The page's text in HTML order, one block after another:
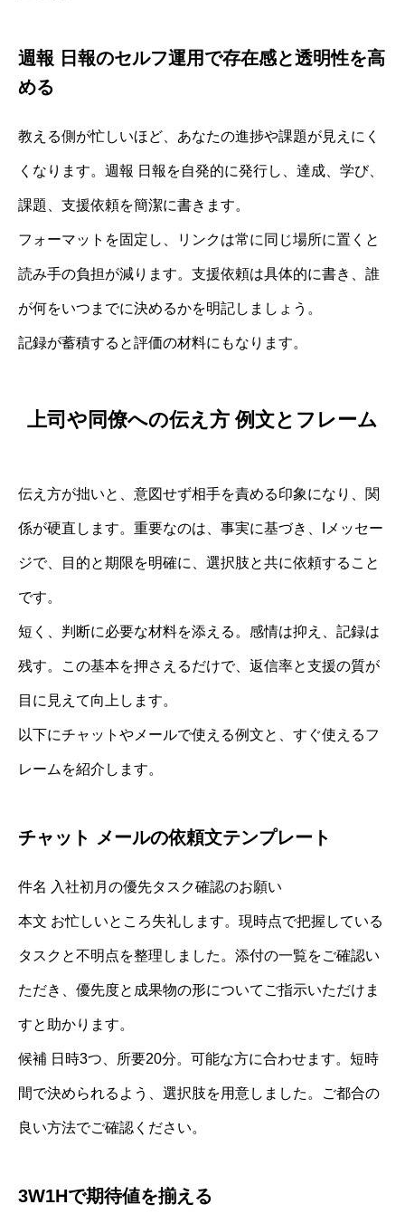
週報 日報のセルフ運用で存在感と透明性を高
める
教える側が忙しいほど、あなたの進捗や課題が見えにく
くなります。週報 日報を自発的に発行し、達成、学び、
課題、支援依頼を簡潔に書きます。
フォーマットを固定し、リンクは常に同じ場所に置くと
読み手の負担が減ります。支援依頼は具体的に書き、誰
が何をいつまでに決めるかを明記しましょう。
記録が蓄積すると評価の材料にもなります。
上司や同僚への伝え方 例文とフレーム
伝え方が拙いと、意図せず相手を責める印象になり、関
係が硬直します。重要なのは、事実に基づき、Iメッセー
ジで、目的と期限を明確に、選択肢と共に依頼すること
です。
短く、判断に必要な材料を添える。感情は抑え、記録は
残す。この基本を押さえるだけで、返信率と支援の質が
目に見えて向上します。
以下にチャットやメールで使える例文と、すぐ使えるフ
レームを紹介します。
チャット メールの依頼文テンプレート
件名 入社初月の優先タスク確認のお願い
本文 お忙しいところ失礼します。現時点で把握している
タスクと不明点を整理しました。添付の一覧をご確認い
ただき、優先度と成果物の形についてご指示いただけま
すと助かります。
候補 日時3つ、所要20分。可能な方に合わせます。短時
間で決められるよう、選択肢を用意しました。ご都合の
良い方法でご確認ください。
3W1Hで期待値を揃える